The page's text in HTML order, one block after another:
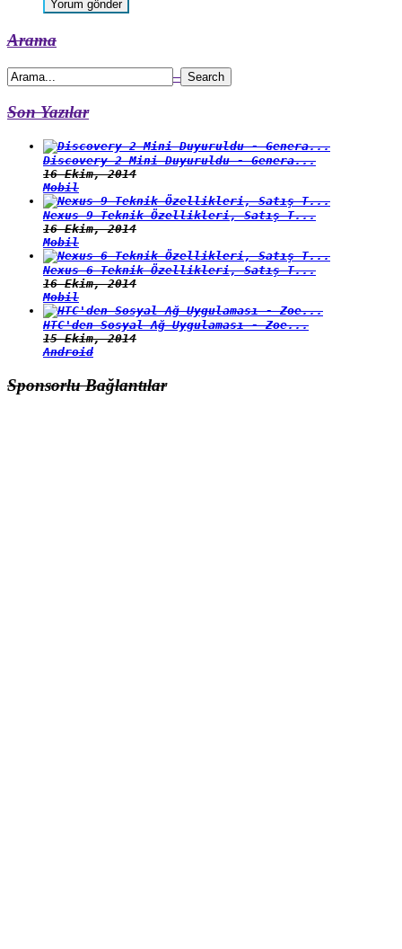
Arama
Son Yazılar
Discovery 2 Mini Duyuruldu - Genera...
16 Ekim, 2014
Mobil
Nexus 9 Teknik Özellikleri, Satış T...
16 Ekim, 2014
Mobil
Nexus 6 Teknik Özellikleri, Satış T...
16 Ekim, 2014
Mobil
HTC'den Sosyal Ağ Uygulaması - Zoe...
15 Ekim, 2014
Android
Sponsorlu Bağlantılar